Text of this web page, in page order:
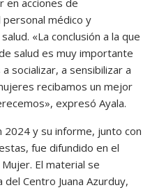
en acciones de
personal médico y
«La conclusión a la que
salud es muy importante
socializar, a sensibilizar a
recibamos un mejor
expresó Ayala.
2024 y su informe, junto con
fue difundido en el
El material se
Centro Juana Azurduy,